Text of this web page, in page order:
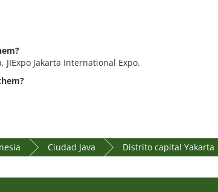
Jakarta International Expo.
Ciudad Java Distrito capital Yakarta